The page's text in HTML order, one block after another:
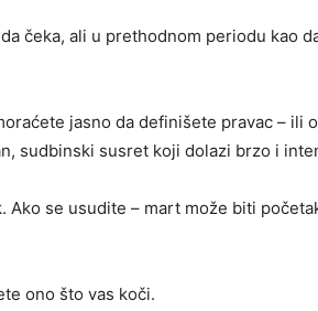
čeka, ali u prethodnom periodu kao
jasno da definišete pravac – ili
sudbinski susret koji dolazi brzo i
Ako se usudite – mart može biti
ono što vas koči.